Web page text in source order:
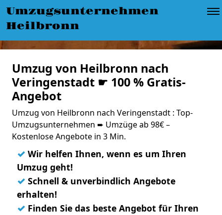
Umzugsunternehmen
Heilbronn
Umzug von Heilbronn nach
Veringenstadt ☛ 100 % Gratis-
Angebot
Umzug von Heilbronn nach Veringenstadt : Top-
Umzugsunternehmen ➨ Umzüge ab 98€ –
Kostenlose Angebote in 3 Min.
✓ Wir helfen Ihnen, wenn es um Ihren
Umzug geht!
✓ Schnell & unverbindlich Angebote
erhalten!
✓ Finden Sie das beste Angebot für Ihren